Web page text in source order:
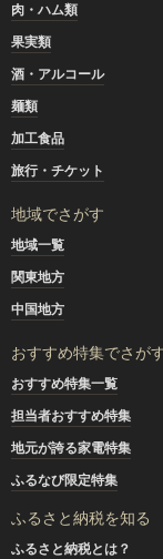
肉・ハム類
果実類
酒・アルコール
麺類
加工食品
旅行・チケット
地域でさがす
地域一覧
関東地方
中国地方
おすすめ特集でさが
おすすめ特集一覧
担当者おすすめ特集
地元が誇る家電特集
ふるなび限定特集
ふるさと納税を知る
ふるさと納税とは？